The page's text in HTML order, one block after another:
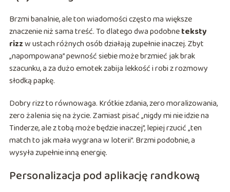
Brzmi banalnie, ale ton wiadomości często ma większe
znaczenie niż sama treść. To dlatego dwa podobneteksty
rizzw ustach różnych osób działają zupełnie inaczej. Zbyt
„napompowana” pewność siebie może brzmieć jak brak
szacunku, a za dużo emotek zabija lekkość i robi z rozmowy
słodką papkę.
Dobry rizz to równowaga. Krótkie zdania, zero moralizowania,
zero żalenia się na życie. Zamiast pisać „nigdy mi nie idzie na
Tinderze, ale z tobą może będzie inaczej”, lepiej rzucić „ten
match to jak mała wygrana w loterii”. Brzmi podobnie, a
wysyła zupełnie inną energię.
Personalizacja pod aplikację randkową